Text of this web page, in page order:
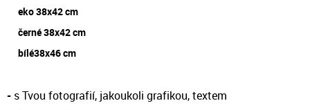
eko 38x42 cm
černé 38x42 cm
bílé38x46 cm
- s Tvou fotografií, jakoukoli grafikou, textem